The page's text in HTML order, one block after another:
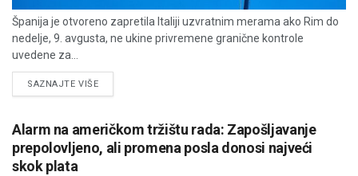
Španija je otvoreno zapretila Italiji uzvratnim merama ako Rim do
nedelje, 9. avgusta, ne ukine privremene granične kontrole
uvedene za...
SAZNAJTE VIŠEDETAILS
Alarm na američkom tržištu rada: Zapošljavanje
prepolovljeno, ali promena posla donosi najveći
skok plata